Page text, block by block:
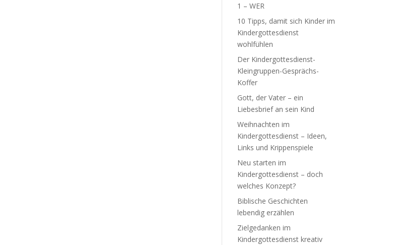
1 – WER
10 Tipps, damit sich Kinder im
Kindergottesdienst
wohlfühlen
Der Kindergottesdienst-
Kleingruppen-Gesprächs-
Koffer
Gott, der Vater – ein
Liebesbrief an sein Kind
Weihnachten im
Kindergottesdienst – Ideen,
Links und Krippenspiele
Neu starten im
Kindergottesdienst – doch
welches Konzept?
Biblische Geschichten
lebendig erzählen
Zielgedanken im
Kindergottesdienst kreativ